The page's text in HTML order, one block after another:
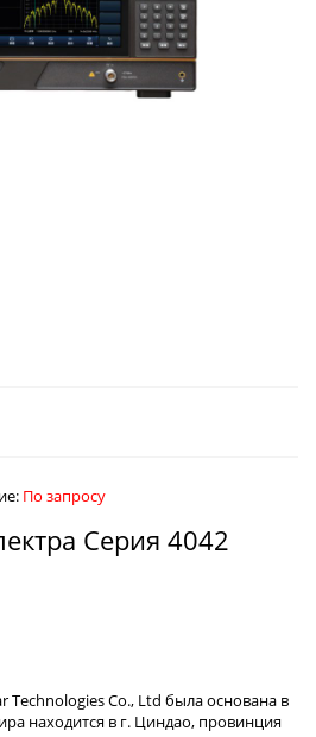
По запросу
Серия 4042
Technologies Co., Ltd была основана в
находится в г. Циндао, провинция